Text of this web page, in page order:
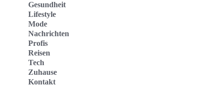
Gesundheit
Lifestyle
Mode
Nachrichten
Profis
Reisen
Tech
Zuhause
Kontakt